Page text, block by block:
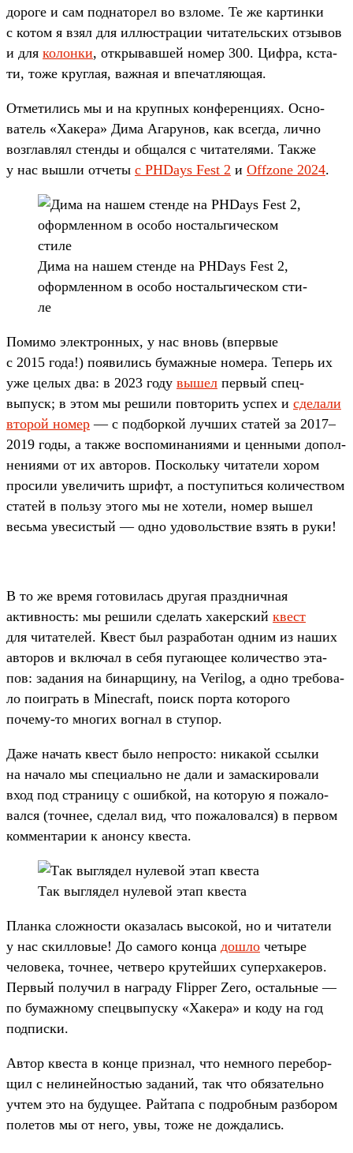
дороге и сам под­наторел во взло­ме. Те же кар­тинки
с котом я взял для иллюс­тра­ции читатель­ских отзы­вов
и для ко­лон­ки, откры­вав­шей номер 300. Циф­ра, кста­
ти, тоже круг­лая, важ­ная и впе­чат­ляющая.
От­метились мы и на круп­ных кон­ферен­циях. Осно­
ватель «Хакера» Дима Ага­рунов, как всег­да, лич­но
воз­глав­лял стен­ды и общался с читате­лями. Так­же
у нас выш­ли отче­ты с PHDays Fest 2 и Offzone 2024.
Ди­ма на нашем стен­де на PHDays Fest 2,
офор­млен­ном в осо­бо нос­таль­гичес­ком сти­
ле
По­мимо элек­трон­ных, у нас вновь (впер­вые
с 2015 года!) появи­лись бумаж­ные номера. Теперь их
уже целых два: в 2023 году вы­шел пер­вый спец­
выпуск; в этом мы решили пов­торить успех и сде­лали
вто­рой номер — с под­боркой луч­ших ста­тей за 2017–
2019 годы, а так­же вос­помина­ниями и цен­ными допол­
нени­ями от их авто­ров. Пос­коль­ку читате­ли хором
про­сили уве­личить шрифт, а пос­тупить­ся количес­твом
ста­тей в поль­зу это­го мы не хотели, номер вышел
весь­ма уве­сис­тый — одно удо­воль­ствие взять в руки!
В то же вре­мя готови­лась дру­гая праз­днич­ная
активность: мы решили сде­лать хакер­ский квест
для читате­лей. Квест был раз­работан одним из наших
авто­ров и вклю­чал в себя пуга­ющее количес­тво эта­
пов: задания на бинар­щину, на Verilog, а одно тре­бова­
ло поиг­рать в Minecraft, поиск пор­та которо­го
почему‑то мно­гих вог­нал в сту­пор.
Да­же начать квест было неп­росто: никакой ссыл­ки
на начало мы спе­циаль­но не дали и замас­кирова­ли
вход под стра­ницу с ошиб­кой, на которую я пожало­
вал­ся (точ­нее, сде­лал вид, что пожало­вал­ся) в пер­вом
ком­мента­рии к анон­су квес­та.
Так выг­лядел нулевой этап квес­та
План­ка слож­ности ока­залась высокой, но и читате­ли
у нас скил­ловые! До самого кон­ца дош­ло четыре
челове­ка, точ­нее, чет­веро кру­тей­ших супер­хакеров.
Пер­вый получил в наг­раду Flipper Zero, осталь­ные —
по бумаж­ному спец­выпус­ку «Хакера» и коду на год
под­писки.
Ав­тор квес­та в кон­це приз­нал, что нем­ного перебор­
щил с нелиней­ностью заданий, так что обя­затель­но
учтем это на будущее. Рай­тапа с под­робным раз­бором
полетов мы от него, увы, тоже не дож­дались.